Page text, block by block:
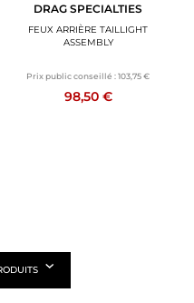
DRAG SPECIALTIES
FEUX ARRIÈRE TAILLIGHT
ASSEMBLY
Prix public conseillé :103,75 €
98,50 €